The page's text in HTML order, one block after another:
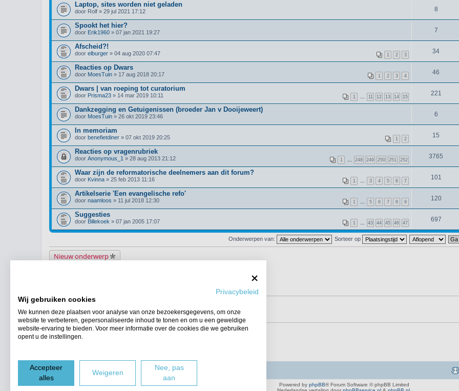
Laptop, sites worden niet geladen
door Rolf » 29 jul 2021 17:12 8
Spookt het hier?
door Erik1960 » 07 jan 2021 19:27 7
Afscheid?!
1 2 3
door elburger » 04 aug 2020 07:47 34
Reacties op Dwars
1 2 3 4
door MoesTuin » 17 aug 2018 20:17 46
Dwars | van roeping tot curatorium
1 … 11 12 13 14 15
door Prisma23 » 14 mar 2019 10:11 221
Dankzegging en Getuigenissen (broeder Jan v Dooijeweert)
door MoesTuin » 26 okt 2019 23:46 6
In memoriam
1 2
door benefietdiner » 07 okt 2019 20:25 15
Reacties op vragenrubriek
1 … 248 249 250 251 252
door Anonymous_1 » 28 aug 2013 21:12 3765
Waar zijn de reformatorische deelnemers aan dit forum?
1 … 3 4 5 6 7
door Kvinna » 25 feb 2013 11:16 101
Artikelserie 'Een evangelische refo'
1 … 5 6 7 8 9
door naamloos » 11 jul 2018 12:30 120
Suggesties
1 … 43 44 45 46 47
door Billekoek » 07 jan 2005 17:07 697
Onderwerpen van: Sorteer op
Nieuw onderwerp
Gebruikers op dit forum: Geen geregistreerde gebruikers en 5 gasten
FORUMPERMISSIES
Jekunt nietnieuwe berichten plaatsen in dit forum
Jekunt niet
Forumoverzicht
Powered by phpBB® Forum Software © phpBB Limited
Privacybeleid
Wij gebruiken cookies
We kunnen deze plaatsen voor analyse van onze bezoekersgegevens, om onze
website te verbeteren, gepersonaliseerde inhoud te tonen en om u een geweldige
website-ervaring te bieden. Voor meer informatie over de cookies die we gebruiken
opent u de instellingen.
Accepteer
alles
Weigeren
Nee, pas
aan